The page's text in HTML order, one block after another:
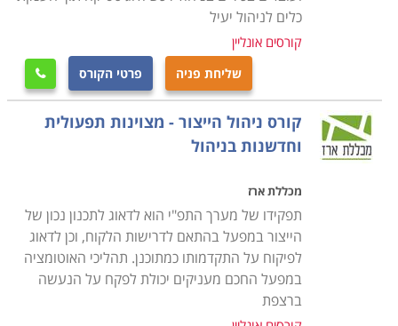
כלים לניהול יעיל
קורסים אונליין
שליחת פניה פרטי הקורס 
קורס ניהול הייצור - מצוינות תפעולית
וחדשנות בניהול
מכללת ארז
תפקידו של מערך התפ"י הוא לדאוג לתכנון נכון של
הייצור במפעל בהתאם לדרישות הלקוח, וכן לדאוג
לפיקוח על התקדמותו כמתוכנן. תהליכי האוטומציה
במפעל החכם מעניקים יכולת לפקח על הנעשה
ברצפת